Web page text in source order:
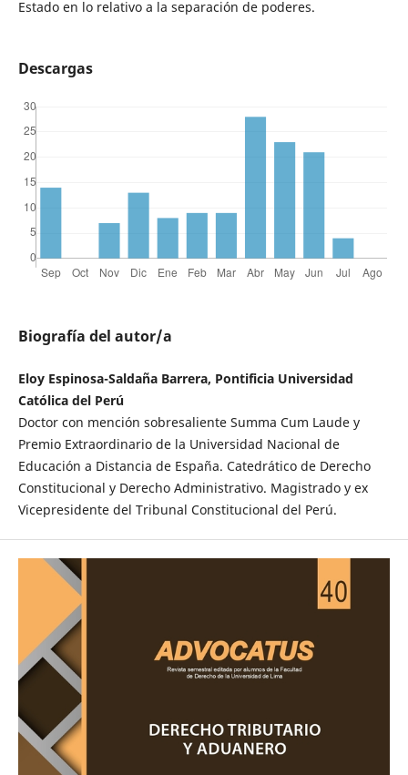
Estado en lo relativo a la separación de poderes.
Descargas
Biografía del autor/a
Eloy Espinosa-Saldaña Barrera, Pontificia Universidad
Católica del Perú
Doctor con mención sobresaliente Summa Cum Laude y
Premio Extraordinario de la Universidad Nacional de
Educación a Distancia de España. Catedrático de Derecho
Constitucional y Derecho Administrativo. Magistrado y ex
Vicepresidente del Tribunal Constitucional del Perú.